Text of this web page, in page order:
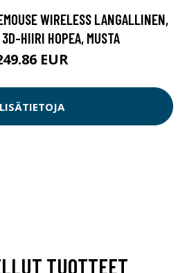
WIRELESS LANGALLINEN,
HIIRI HOPEA, MUSTA
EUR
LISÄTIETOJA
TUOTTEET